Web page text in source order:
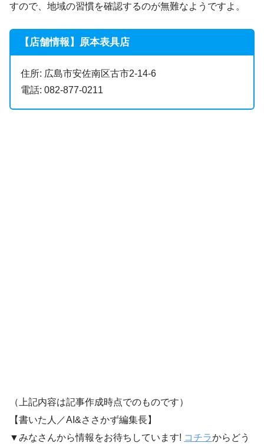
すので、地域の習慣を確認するのが無難なようですよ。
【店舗情報】原本表具店
住所: 広島市安佐南区古市2-14-6
電話: 082-877-0211
（上記内容は記事作成時点でのものです）
【書いた人／AI&ささかず編集長】
▼みなさんから情報をお待ちしています! コチラからどう